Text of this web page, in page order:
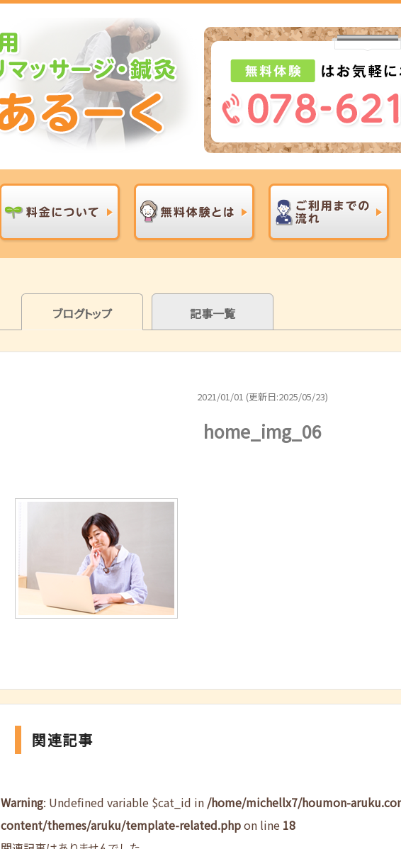
ブログトップ 記事一覧
2021/01/01 (更新日:2025/05/23)
home_img_06
関連記事
Warning: Undefined variable $cat_id in /home/michellx7/houmon-
content/themes/aruku/template-related.phpon line 18